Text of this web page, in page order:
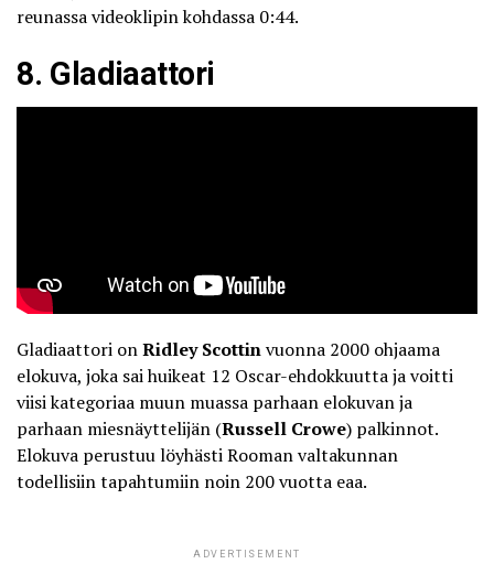
reunassa videoklipin kohdassa 0:44.
8. Gladiaattori
Gladiaattori onRidley Scottinvuonna 2000 ohjaama
elokuva, joka sai huikeat 12 Oscar-ehdokkuutta ja voitti
viisi kategoriaa muun muassa parhaan elokuvan ja
parhaan miesnäyttelijän (Russell Crowe) palkinnot.
Elokuva perustuu löyhästi Rooman valtakunnan
todellisiin tapahtumiin noin 200 vuotta eaa.
ADVERTISEMENT